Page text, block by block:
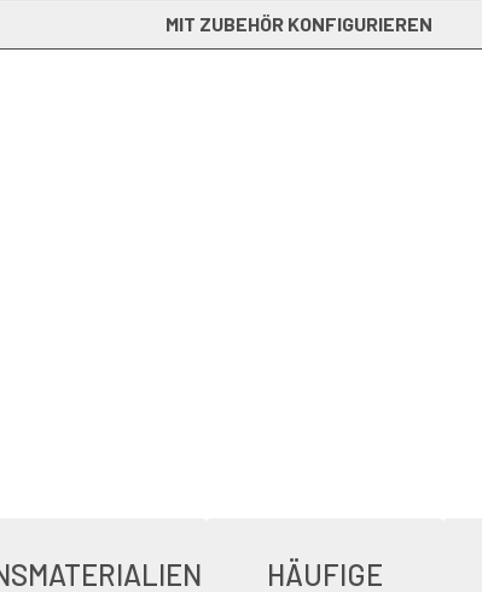
MIT ZUBEHÖR KONFIGURIEREN
HÄUFIGE